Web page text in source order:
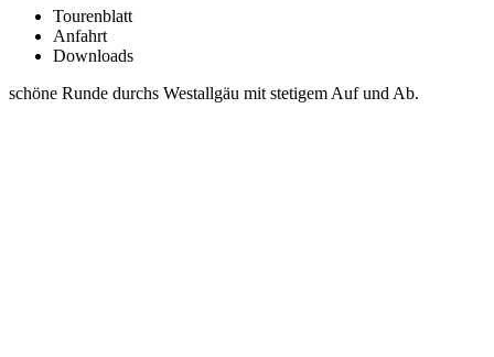
Tourenblatt
Anfahrt
Downloads
schöne Runde durchs Westallgäu mit stetigem Auf und Ab.